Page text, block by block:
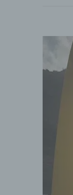
grösseres
Bild